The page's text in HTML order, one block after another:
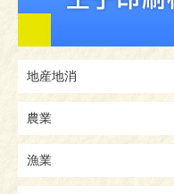
地産地消
農業
漁業